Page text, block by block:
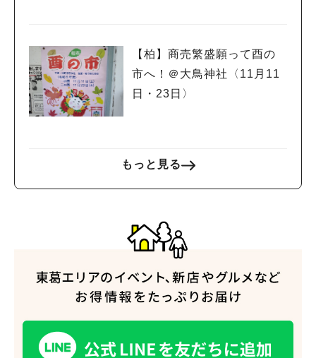
【柏】商売繁盛願って酉の
市へ！＠大鳥神社〈11月11
日・23日〉
もっと見る